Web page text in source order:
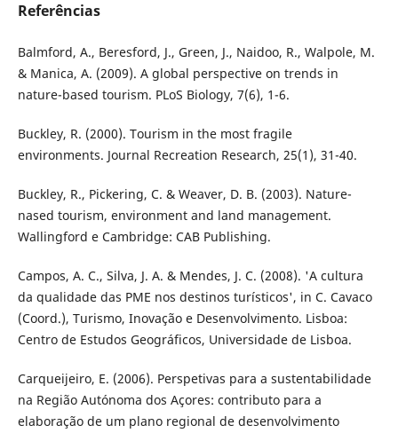
Referências
Balmford, A., Beresford, J., Green, J., Naidoo, R., Walpole, M.
& Manica, A. (2009). A global perspective on trends in
nature-based tourism. PLoS Biology, 7(6), 1-6.
Buckley, R. (2000). Tourism in the most fragile
environments. Journal Recreation Research, 25(1), 31-40.
Buckley, R., Pickering, C. & Weaver, D. B. (2003). Nature-
nased tourism, environment and land management.
Wallingford e Cambridge: CAB Publishing.
Campos, A. C., Silva, J. A. & Mendes, J. C. (2008). 'A cultura
da qualidade das PME nos destinos turísticos', in C. Cavaco
(Coord.), Turismo, Inovação e Desenvolvimento. Lisboa:
Centro de Estudos Geográficos, Universidade de Lisboa.
Carqueijeiro, E. (2006). Perspetivas para a sustentabilidade
na Região Autónoma dos Açores: contributo para a
elaboração de um plano regional de desenvolvimento